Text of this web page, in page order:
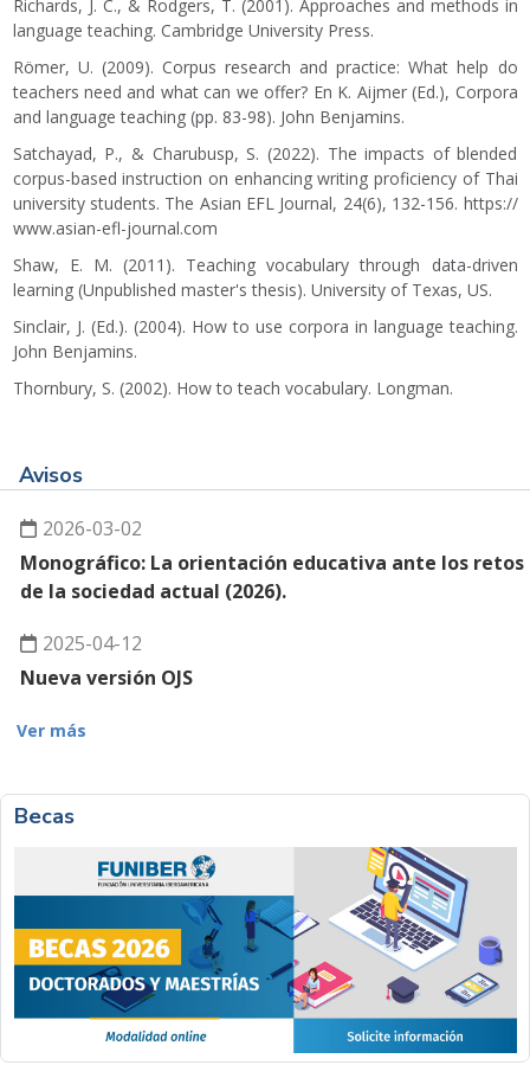
Richards, J. C., & Rodgers, T. (2001). Approaches and methods in
language teaching. Cambridge University Press.
Römer, U. (2009). Corpus research and practice: What help do
teachers need and what can we offer? En K. Aijmer (Ed.), Corpora
and language teaching (pp. 83-98). John Benjamins.
Satchayad, P., & Charubusp, S. (2022). The impacts of blended
corpus-based instruction on enhancing writing proficiency of Thai
university students. The Asian EFL Journal, 24(6), 132-156. https://
www.asian-efl-journal.com
Shaw, E. M. (2011). Teaching vocabulary through data-driven
learning (Unpublished master's thesis). University of Texas, US.
Sinclair, J. (Ed.). (2004). How to use corpora in language teaching.
John Benjamins.
Thornbury, S. (2002). How to teach vocabulary. Longman.
Avisos
2026-03-02
Monográfico: La orientación educativa ante los retos
de la sociedad actual (2026).
2025-04-12
Nueva versión OJS
Ver más
Becas